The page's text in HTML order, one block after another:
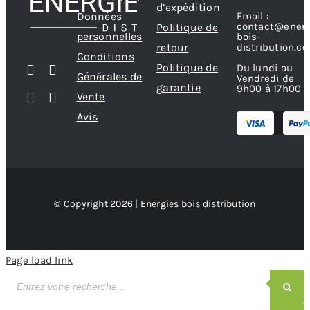
Données
personnelles
Conditions
Générales de
Vente
Avis
d’expédition
Politique de
retour
Politique de
garantie
Email :
bois-
Du lundi au
Vendredi de
9h00 à 17h00
© Copyright 2026 | Energies bois distribution
Page load link
de